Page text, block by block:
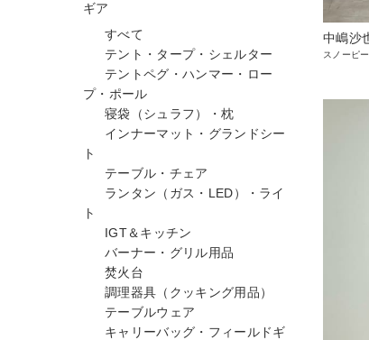
ギア
すべて
テント・タープ・シェルター
テントペグ・ハンマー・ロー
プ・ポール
寝袋（シュラフ）・枕
インナーマット・グランドシー
ト
テーブル・チェア
ランタン（ガス・LED）・ライ
ト
IGT＆キッチン
バーナー・グリル用品
焚火台
調理器具（クッキング用品）
テーブルウェア
キャリーバッグ・フィールドギ
中嶋沙
スノーピ